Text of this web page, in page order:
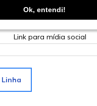
Ok, entendi!
Ok, entendi!
Ok, entendi!
Link para mídia social